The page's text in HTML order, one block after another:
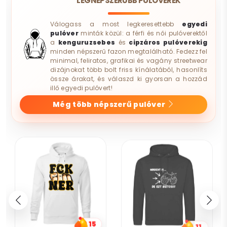
Válogass a most legkeresettebb egyedi
pulóverminták közül: a férfi és női pulóverektől
a kenguruzsebes és cipzáros pulóverekig
minden népszerű fazon megtalálható. Fedezz fel
minimal, feliratos, grafikai és vagány streetwear
dizájnokat több bolt friss kínálatából, hasonlíts
össze árakat, és válaszd ki gyorsan a hozzád
illő egyedi pulóvert!
Még több népszerű pulóver
15 11